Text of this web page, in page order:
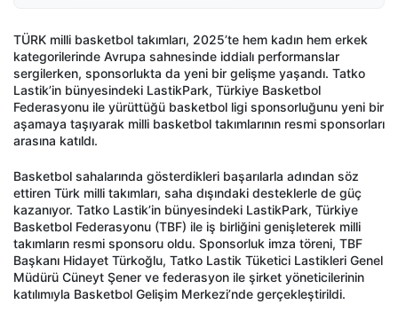
TÜRK milli basketbol takımları, 2025’te hem kadın hem erkek
kategorilerinde Avrupa sahnesinde iddialı performanslar
sergilerken, sponsorlukta da yeni bir gelişme yaşandı. Tatko
Lastik’in bünyesindeki LastikPark, Türkiye Basketbol
Federasyonu ile yürüttüğü basketbol ligi sponsorluğunu yeni bir
aşamaya taşıyarak milli basketbol takımlarının resmi sponsorları
arasına katıldı.
Basketbol sahalarında gösterdikleri başarılarla adından söz
ettiren Türk milli takımları, saha dışındaki desteklerle de güç
kazanıyor. Tatko Lastik’in bünyesindeki LastikPark, Türkiye
Basketbol Federasyonu (TBF) ile iş birliğini genişleterek milli
takımların resmi sponsoru oldu. Sponsorluk imza töreni, TBF
Başkanı Hidayet Türkoğlu, Tatko Lastik Tüketici Lastikleri Genel
Müdürü Cüneyt Şener ve federasyon ile şirket yöneticilerinin
katılımıyla Basketbol Gelişim Merkezi’nde gerçekleştirildi.